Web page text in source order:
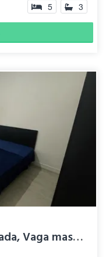
5 3
Quarto individual com sacada, Vaga masculina, Savassi.